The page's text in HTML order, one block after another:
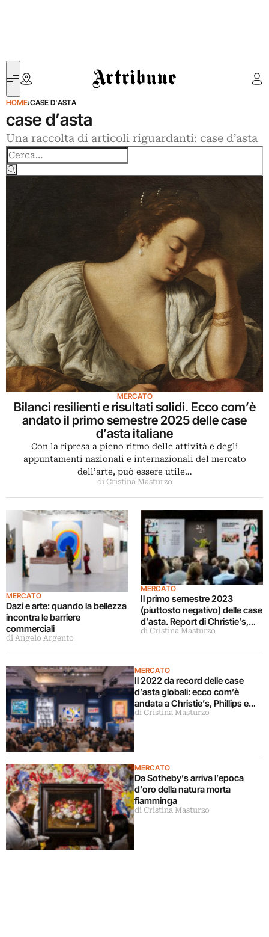
Artribune
HOME›CASE D'ASTA
case d’asta
Una raccolta di articoli riguardanti: case d’asta
MERCATO
Bilanci resilienti e risultati solidi. Ecco com’è
andato il primo semestre 2025 delle case
d’asta italiane
Con la ripresa a pieno ritmo delle attività e degli
appuntamenti nazionali e internazionali del mercato
dell’arte, può essere utile…
di Cristina Masturzo
MERCATO
Dazi e arte: quando la bellezza
incontra le barriere
commerciali
di Angelo Argento
MERCATO
Il primo semestre 2023
(piuttosto negativo) delle case
d’asta. Report di Christie’s,
Bonhams e Phillips
di Cristina Masturzo
MERCATO
Il 2022 da record delle case
d’asta globali: ecco com’è
andata a Christie’s, Phillips e
Sotheby’s
di Cristina Masturzo
MERCATO
Da Sotheby’s arriva l’epoca
d’oro della natura morta
fiamminga
di Cristina Masturzo